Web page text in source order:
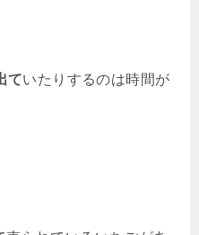
ていたりするのは時間が